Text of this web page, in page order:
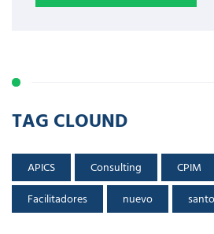
TAG CLOUND
APICS Consulting CPIM
Facilitadores
nuevo